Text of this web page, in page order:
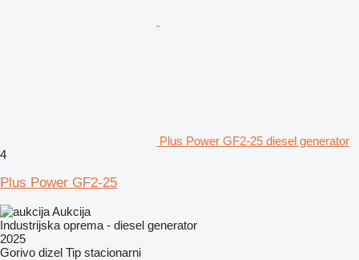
Plus Power GF2-25 diesel generator
4
Plus Power GF2-25
Aukcija
Industrijska oprema - diesel generator
2025
Gorivo dizel Tip stacionarni